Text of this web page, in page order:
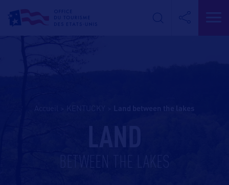
LAND
BETWEEN THE LAKES